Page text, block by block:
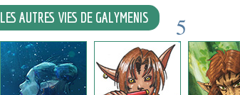
2
5
LES AUTRES VIES DE GALYMENIS